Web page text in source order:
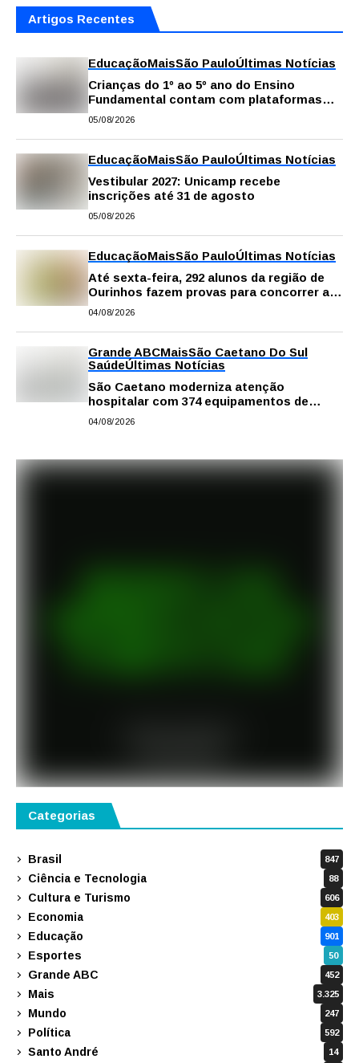
Artigos Recentes
EducaçãoMaisSão PauloÚltimas Notícias
Crianças do 1º ao 5º ano do Ensino
Fundamental contam com plataformas
digitais para apoiar estudos na escola e
05/08/2026
EducaçãoMaisSão PauloÚltimas Notícias
Vestibular 2027: Unicamp recebe
inscrições até 31 de agosto
05/08/2026
EducaçãoMaisSão PauloÚltimas Notícias
Até sexta-feira, 292 alunos da região de
Ourinhos fazem provas para concorrer a
intercâmbio internacional
04/08/2026
Grande ABCMaisSão Caetano Do Sul
SaúdeÚltimas Notícias
São Caetano moderniza atenção
hospitalar com 374 equipamentos de
última geração
04/08/2026
Categorias
Brasil 847
Ciência e Tecnologia 88
Cultura e Turismo 606
Economia 403
Educação 901
Esportes 50
Grande ABC 452
Mais 3.325
Mundo 247
Política 592
Santo André 14